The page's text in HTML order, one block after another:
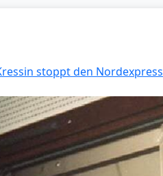
stoppt den Nordexpress